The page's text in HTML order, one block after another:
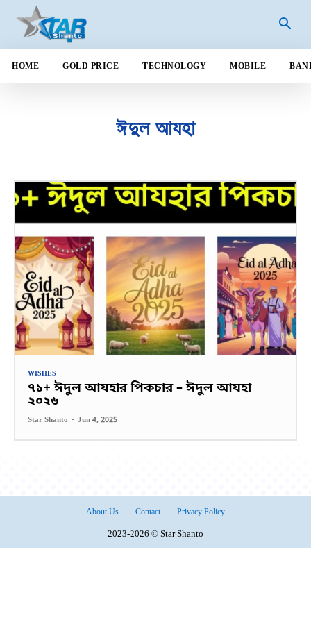
HOME GOLD PRICE TECHNOLOGY MOBILE
ঈদুল আযহা
WISHES
৭১+ ঈদুল আযহার পিকচার – ঈদুল আযহা
২০২৬
Star Shanto - Jun 4, 2025
About Us Contact Privacy Policy
2023-2026 © Star Shanto